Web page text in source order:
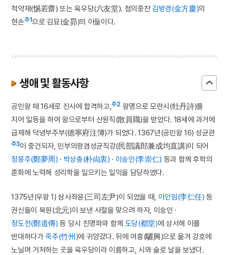
척약재(惕若齋) 또는 육우당(六友堂). 첨의중찬김방경(金方慶)의
현손주1으로 김묘(金昴)의 아들이다.
생애 및 활동사항
공민왕 때 16세로 진사에 합격하고,주2 왕명으로 모란시(牡丹詩)를
지어 일등을 하여 왕으로부터 산원직(散員職)을 받았다. 18세에 과거에
급제해 덕녕부주부(德寧府注簿)가 되었다. 1367년(공민왕 16) 성균관
주3이 중건되자, 민부의랑겸성균직강(民部議郎兼成均直講)이 되어
정몽주(鄭夢周) · 박상충(朴尙衷) · 이숭인(李崇仁) 등과 함께 후학의
훈화에 노력해 성리학을 일으키는 일익을 담당하였다.
1375년(우왕 1) 삼사좌윤(三司左尹)이 되었을 때, 이인임(李仁任) 등
권신들이 북원(北元)이 보낸 사절을 맞으려 하자, 이숭인 ·
정도전(鄭道傳) 등 당시 친명파와 함께 도당(都堂)에 상서해 이를
반대하다가죽주(竹州)에 귀양갔다. 뒤에 여흥(驪興)으로 옮겨 강호에
노닐며 거처하는 곳을 육우당이라 이름하고, 시와 술로 날을 보냈다.